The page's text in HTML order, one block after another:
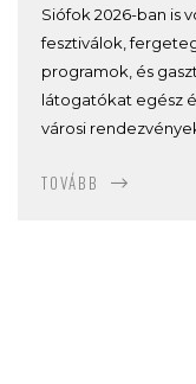
Siófok 2026-ban is
fesztiválok,
programok, és
látogatókat egész
városi
TOVÁBB